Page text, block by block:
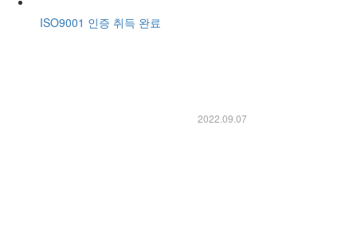
ISO9001 인증 취득 완료
2022.09.07